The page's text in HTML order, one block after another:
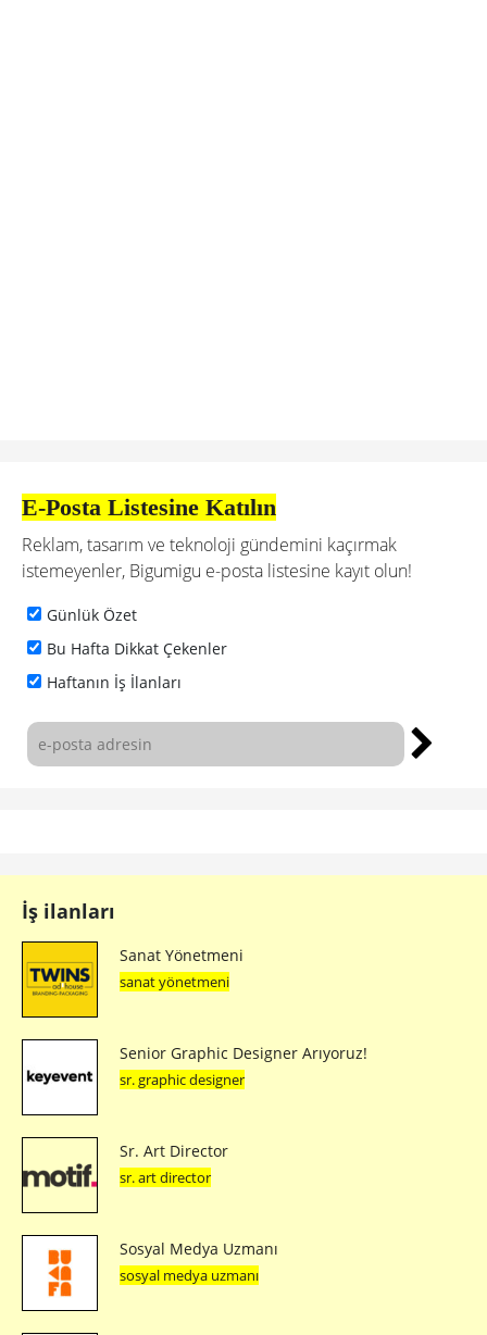
E-Posta Listesine Katılın
Reklam, tasarım ve teknoloji gündemini kaçırmak
istemeyenler, Bigumigu e-posta listesine kayıt olun!
Günlük Özet
Bu Hafta Dikkat Çekenler
Haftanın İş İlanları
İş ilanları
Sanat Yönetmeni
sanat yönetmeni
Senior Graphic Designer Arıyoruz!
sr. graphic designer
Sr. Art Director
sr. art director
Sosyal Medya Uzmanı
sosyal medya uzmanı